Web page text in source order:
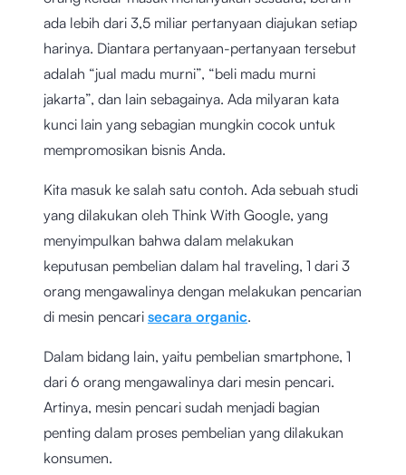
ada lebih dari 3,5 miliar pertanyaan diajukan setiap
harinya. Diantara pertanyaan-pertanyaan tersebut
adalah “jual madu murni”, “beli madu murni
jakarta”, dan lain sebagainya. Ada milyaran kata
kunci lain yang sebagian mungkin cocok untuk
mempromosikan bisnis Anda.
Kita masuk ke salah satu contoh. Ada sebuah studi
yang dilakukan oleh Think With Google, yang
menyimpulkan bahwa dalam melakukan
keputusan pembelian dalam hal traveling, 1 dari 3
orang mengawalinya dengan melakukan pencarian
di mesin pencari secara organic.
Dalam bidang lain, yaitu pembelian smartphone, 1
dari 6 orang mengawalinya dari mesin pencari.
Artinya, mesin pencari sudah menjadi bagian
penting dalam proses pembelian yang dilakukan
konsumen.